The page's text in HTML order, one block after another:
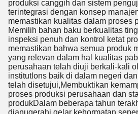
produksi canggih dan sistem
terintegrasi dengan konsep
memastikan kualitas dalam proses
Memilih bahan baku berkualitas
inspeksi penuh dan kontrol ketat
memastikan bahwa semua produk
yang relevan dalam hal kualitas
perusahaan telah diuji berkali-kali
institutlons baik di dalam negeri
telah disetujui,Membuktikan
proses produksi perusahaan dan
produkDalam beberapa tahun
dianugerahi gelar kehormatan